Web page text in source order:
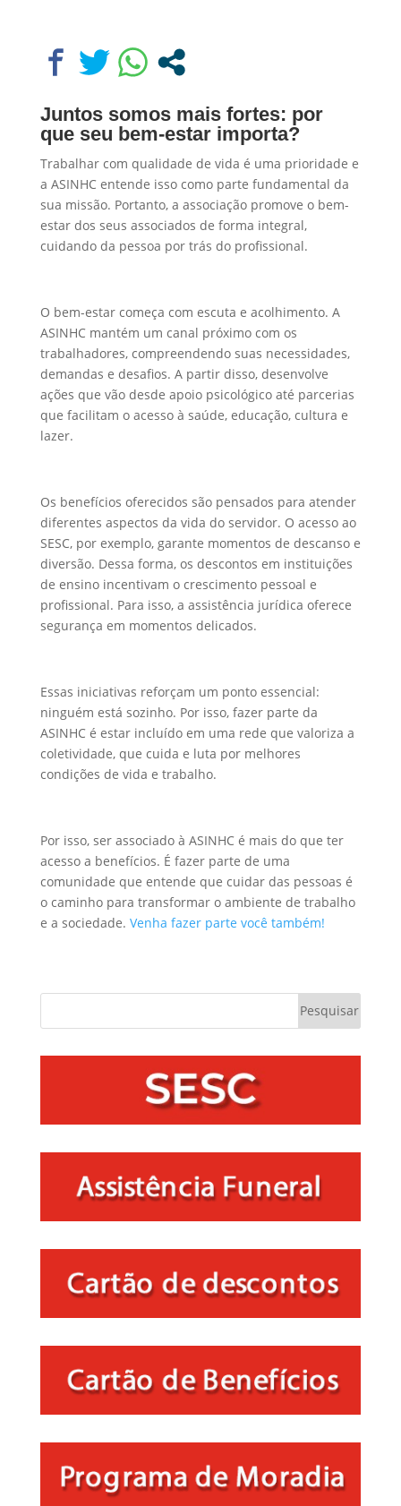
Juntos somos mais fortes: por
que seu bem-estar importa?
Trabalhar com qualidade de vida é uma prioridade e
a ASINHC entende isso como parte fundamental da
sua missão. Portanto, a associação promove o bem-
estar dos seus associados de forma integral,
cuidando da pessoa por trás do profissional.
O bem-estar começa com escuta e acolhimento. A
ASINHC mantém um canal próximo com os
trabalhadores, compreendendo suas necessidades,
demandas e desafios. A partir disso, desenvolve
ações que vão desde apoio psicológico até parcerias
que facilitam o acesso à saúde, educação, cultura e
lazer.
Os benefícios oferecidos são pensados para atender
diferentes aspectos da vida do servidor. O acesso ao
SESC, por exemplo, garante momentos de descanso e
diversão. Dessa forma, os descontos em instituições
de ensino incentivam o crescimento pessoal e
profissional. Para isso, a assistência jurídica oferece
segurança em momentos delicados.
Essas iniciativas reforçam um ponto essencial:
ninguém está sozinho. Por isso, fazer parte da
ASINHC é estar incluído em uma rede que valoriza a
coletividade, que cuida e luta por melhores
condições de vida e trabalho.
Por isso, ser associado à ASINHC é mais do que ter
acesso a benefícios. É fazer parte de uma
comunidade que entende que cuidar das pessoas é
o caminho para transformar o ambiente de trabalho
e a sociedade. Venha fazer parte você também!